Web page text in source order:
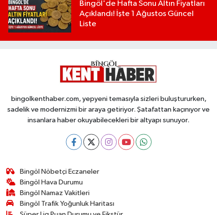
Bingöl'de Hafta Sonu Altın Fiyatları
Açıklandı! İşte 1 Ağustos Güncel
Liste
bingolkenthaber.com, yepyeni temasıyla sizleri buluştururken,
sadelik ve modernizmi bir araya getiriyor. Şatafattan kaçınıyor ve
insanlara haber okuyabilecekleri bir altyapı sunuyor.
Bingöl Nöbetçi Eczaneler
Bingöl Hava Durumu
Bingöl Namaz Vakitleri
Bingöl Trafik Yoğunluk Haritası